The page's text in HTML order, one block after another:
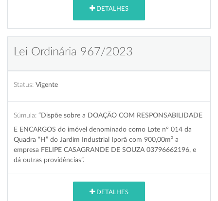
DETALHES
Lei Ordinária 967/2023
Status: Vigente
Súmula: “Dispõe sobre a DOAÇÃO COM RESPONSABILIDADE
E ENCARGOS do imóvel denominado como Lote nº 014 da
Quadra “H” do Jardim Industrial Iporã com 900,00m² a
empresa FELIPE CASAGRANDE DE SOUZA 03796662196, e
dá outras providências”.
DETALHES